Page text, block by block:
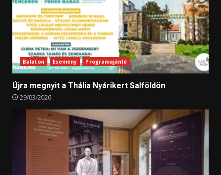
Balaton Esemény Programajánló
Újra megnyit a Thália Nyárikert Salföldön
29/03/2026